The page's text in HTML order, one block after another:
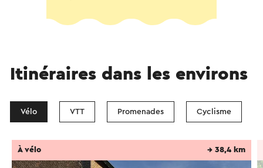
Itinéraires dans les environs
Vélo VTT Promenades Cyclisme
À vélo → 38,4 km